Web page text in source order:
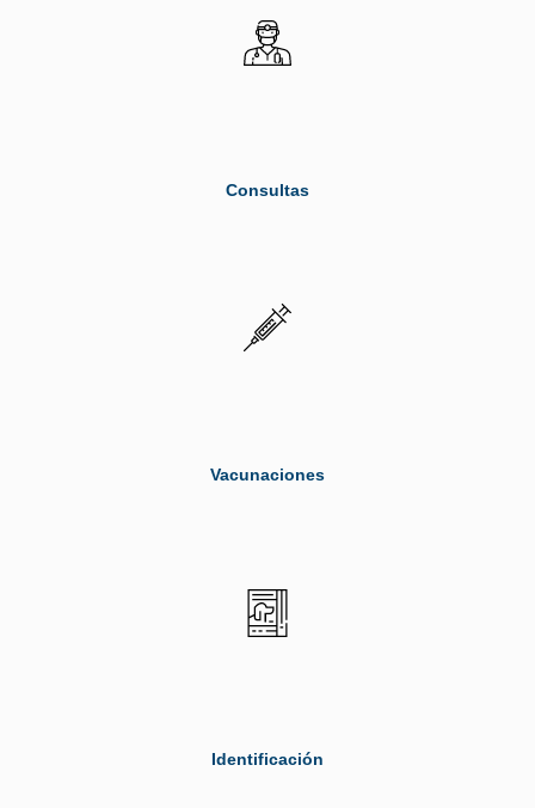
Consultas
Vacunaciones
Identificación